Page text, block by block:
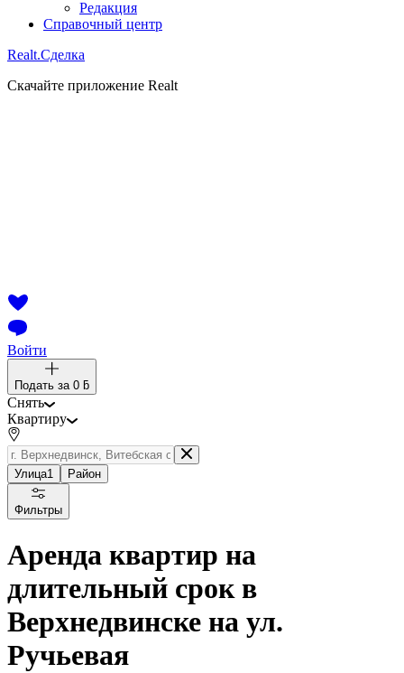
Редакция
Справочный центр
Realt.Сделка
Скачайте приложение Realt
Войти
Подать за 0 ƃ
Снять
Квартиру
Улица1 Район
Фильтры
Аренда квартир на
длительный срок в
Верхнедвинске на ул.
Ручьевая